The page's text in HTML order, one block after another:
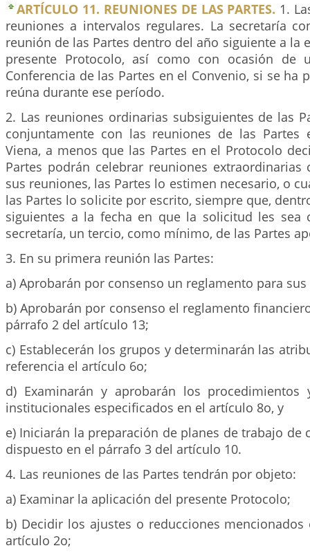
ARTÍCULO 11. REUNIONES DE LAS PARTES. 1.
reuniones a intervalos regulares. La secretaría
reunión de las Partes dentro del año siguiente a la
presente Protocolo, así como con ocasión de
Conferencia de las Partes en el Convenio, si se ha
reúna durante ese período.
2. Las reuniones ordinarias subsiguientes de las
conjuntamente con las reuniones de las Partes
Viena, a menos que las Partes en el Protocolo
Partes podrán celebrar reuniones extraordinarias
sus reuniones, las Partes lo estimen necesario, o
las Partes lo solicite por escrito, siempre que,
siguientes a la fecha en que la solicitud les sea
secretaría, un tercio, como mínimo, de las Partes
3. En su primera reunión las Partes:
a) Aprobarán por consenso un reglamento para
b) Aprobarán por consenso el reglamento
párrafo 2 del artículo 13;
c) Establecerán los grupos y determinarán las
referencia el artículo 6o;
d) Examinarán y aprobarán los procedimientos
institucionales especificados en el artículo 8o, y
e) Iniciarán la preparación de planes de trabajo de
dispuesto en el párrafo 3 del artículo 10.
4. Las reuniones de las Partes tendrán por objeto:
a) Examinar la aplicación del presente Protocolo;
b) Decidir los ajustes o reducciones
artículo 2o;